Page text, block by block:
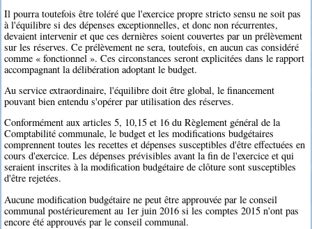
Il pourra toutefois être toléré que l'exercice propre stricto sensu ne soit pas
à l'équilibre si des dépenses exceptionnelles, et donc non récurrentes,
devaient intervenir et que ces dernières soient couvertes par un prélèvement
sur les réserves. Ce prélèvement ne sera, toutefois, en aucun cas considéré
comme « fonctionnel ». Ces circonstances seront explicitées dans le rapport
accompagnant la délibération adoptant le budget.
Au service extraordinaire, l'équilibre doit être global, le financement
pouvant bien entendu s'opérer par utilisation des réserves.
Conformément aux articles 5, 10,15 et 16 du Règlement général de la
Comptabilité communale, le budget et les modifications budgétaires
comprennent toutes les recettes et dépenses susceptibles d'être effectuées en
cours d'exercice. Les dépenses prévisibles avant la fin de l'exercice et qui
seraient inscrites à la modification budgétaire de clôture sont susceptibles
d'être rejetées.
Aucune modification budgétaire ne peut être approuvée par le conseil
communal postérieurement au 1er juin 2016 si les comptes 2015 n'ont pas
encore été approuvés par le conseil communal.